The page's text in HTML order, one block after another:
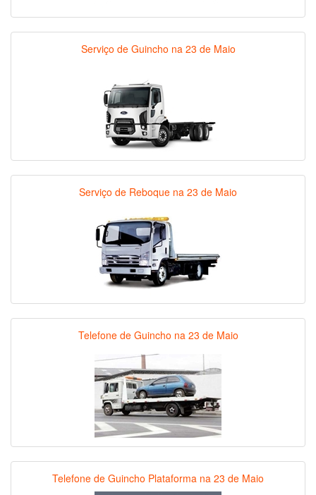
Serviço de Guincho na 23 de Maio
Serviço de Reboque na 23 de Maio
Telefone de Guincho na 23 de Maio
Telefone de Guincho Plataforma na 23 de Maio